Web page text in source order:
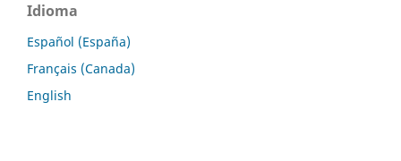
Idioma
Español (España)
Français (Canada)
English